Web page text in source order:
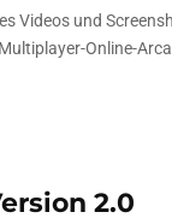
Videos und
Online-
2.0